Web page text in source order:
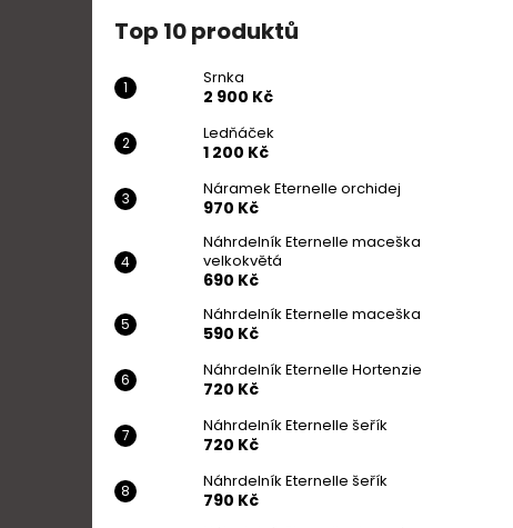
Top 10 produktů
Srnka
2 900 Kč
Ledňáček
1 200 Kč
Náramek Eternelle orchidej
970 Kč
Náhrdelník Eternelle maceška
velkokvětá
690 Kč
Náhrdelník Eternelle maceška
590 Kč
Náhrdelník Eternelle Hortenzie
720 Kč
Náhrdelník Eternelle šeřík
720 Kč
Náhrdelník Eternelle šeřík
790 Kč